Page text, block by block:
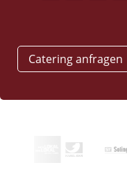
Catering anfragen